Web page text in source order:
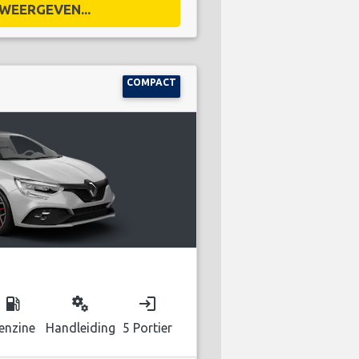
COMPACT
local_gas_station miscellaneous_services
Handleiding
login
5 Portier